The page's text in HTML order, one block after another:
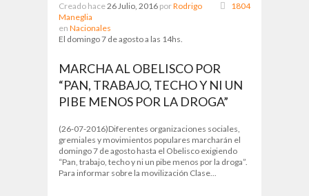
Creado hace26 Julio, 2016 porRodrigo
Maneglia
en Nacionales
1804
El domingo 7 de agosto a las 14hs.
MARCHA AL OBELISCO POR
“PAN, TRABAJO, TECHO Y NI UN
PIBE MENOS POR LA DROGA”
(26-07-2016)Diferentes organizaciones sociales,
gremiales y movimientos populares marcharán el
domingo 7 de agosto hasta el Obelisco exigiendo
“Pan, trabajo, techo y ni un pibe menos por la droga”.
Para informar sobre la movilización Clase...